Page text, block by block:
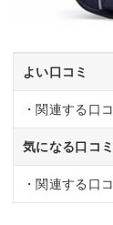
よい口コミ
・関連する口
気になる口コミ
・関連する口